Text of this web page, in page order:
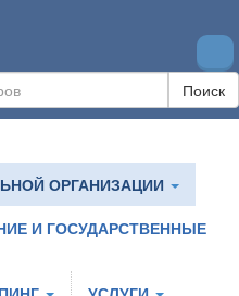
Поиск
ОРГАНИЗАЦИИ
И ГОСУДАРСТВЕННЫЕ